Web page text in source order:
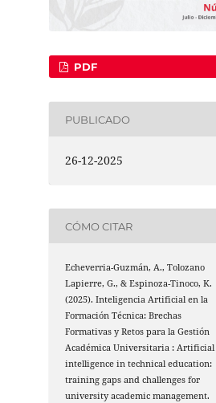
PDF
PUBLICADO
26-12-2025
CÓMO CITAR
Echeverria-Guzmán, A., Tolozano
Lapierre, G., & Espinoza-Tinoco, K.
(2025). Inteligencia Artificial en la
Formación Técnica: Brechas
Formativas y Retos para la Gestión
Académica Universitaria : Artificial
intelligence in technical education:
training gaps and challenges for
university academic management.